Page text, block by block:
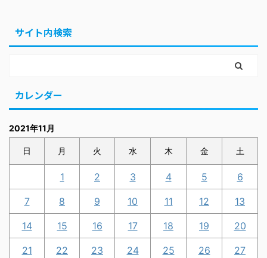
サイト内検索
カレンダー
2021年11月
日 月 火 水 木 金 土
1 2 3 4 5 6
7 8 9 10 11 12 13
14 15 16 17 18 19 20
21 22 23 24 25 26 27